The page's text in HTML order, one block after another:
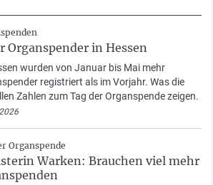
Organspender in Hessen
wurden von Januar bis Mai mehr
registriert als im Vorjahr. Was die
Zahlen zum Tag der Organspende zeigen.
Organspende
Warken: Brauchen viel mehr